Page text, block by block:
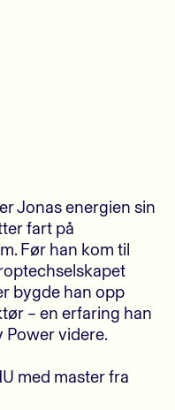
Jonas energien sin
fart på
Før han kom til
bygde han opp
– en erfaring han
Power videre.
med master fra